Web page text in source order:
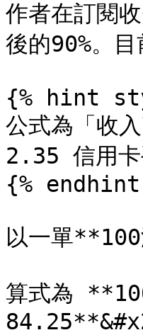
作者在訂閱
後的90%。
{% hint
公式為「
2.35 信用卡
{%
以一單
算式為